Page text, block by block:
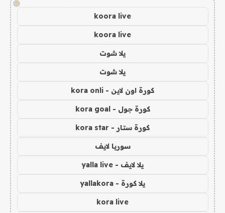
!
koora live
koora live
يلا شوت
يلا شوت
كورة اون لاين - kora onli
كورة جول - kora goal
كورة ستار - kora star
سوريا لايف
يلا لايف - yalla live
يلا كورة - yallakora
kora live